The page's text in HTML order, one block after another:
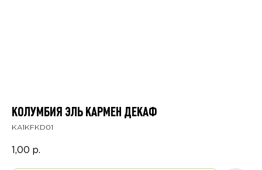
КОЛУМБИЯ ЭЛЬ КАРМЕН ДЕКАФ
KA1KFKD01
1,00 р.